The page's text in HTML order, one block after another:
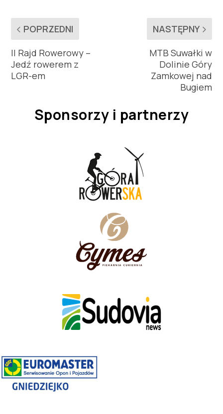
POPRZEDNI
II Rajd Rowerowy –
Jedź rowerem z
LGR-em
NASTĘPNY
MTB Suwałki w
Dolinie Góry
Zamkowej nad
Bugiem
Sponsorzy i partnerzy